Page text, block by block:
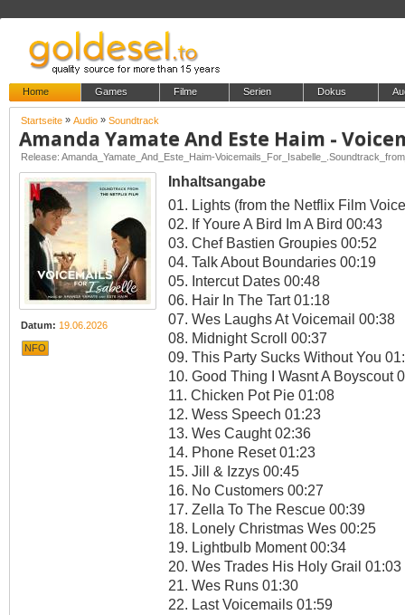
Home Games Filme Serien Dokus
Startseite » Audio » Soundtrack
Datum: 19.06.2026
NFO
Inhaltsangabe
01. Lights (from the Netflix Film
02. If Youre A Bird Im A Bird 00:43
03. Chef Bastien Groupies 00:52
04. Talk About Boundaries 00:19
05. Intercut Dates 00:48
06. Hair In The Tart 01:18
07. Wes Laughs At Voicemail 00:38
08. Midnight Scroll 00:37
09. This Party Sucks Without You
10. Good Thing I Wasnt A Boyscout
11. Chicken Pot Pie 01:08
12. Wess Speech 01:23
13. Wes Caught 02:36
14. Phone Reset 01:23
15. Jill & Izzys 00:45
16. No Customers 00:27
17. Zella To The Rescue 00:39
18. Lonely Christmas Wes 00:25
19. Lightbulb Moment 00:34
20. Wes Trades His Holy Grail 01:03
21. Wes Runs 01:30
22. Last Voicemails 01:59